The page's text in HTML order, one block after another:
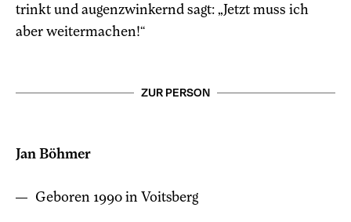
trinkt und augenzwinkernd sagt: „Jetzt muss ich
aber weitermachen!“
ZUR PERSON
Jan Böhmer
Geboren 1990 in Voitsberg